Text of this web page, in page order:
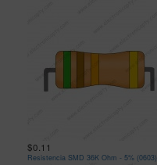
$0.11
Resistencia SMD 36K Ohm - 5% (0603)